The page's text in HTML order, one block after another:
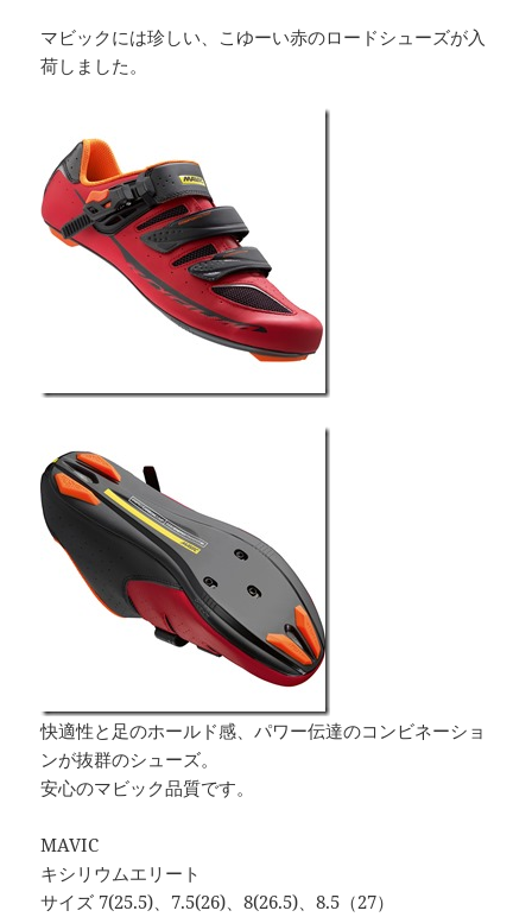
マビックには珍しい、こゆーい赤のロードシューズが入
荷しました。
快適性と足のホールド感、パワー伝達のコンビネーショ
ンが抜群のシューズ。
安心のマビック品質です。
MAVIC
キシリウムエリート
サイズ 7(25.5)、7.5(26)、8(26.5)、8.5（27）